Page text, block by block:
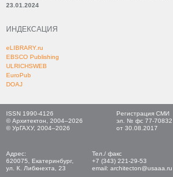
23.01.2024
ИНДЕКСАЦИЯ
eLIBRARY.ru
EBSCO Publishing
ULRICHSWEB
EuroPub
DOAJ
ISSN 1990-4126
© Архитектон, 2004–2026
© УрГАХУ, 2004–2026
Регистрация СМИ
эл. № фс 77-70832
от 30.08.2017
Адрес:
620075, Екатеринбург,
ул. К. Либкнехта, 23
Тел./ факс
+7 (343) 221-29-53
email: architecton@usaaa.ru